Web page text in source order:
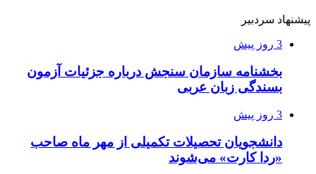
پیشنهاد سردبیر
3 روز پیش
بخشنامه سازمان سنجش درباره جزئیات آزمون
بسندگی زبان عربی
3 روز پیش
دانشجویان تحصیلات تکمیلی از مهر ماه صاحب
«ردا کارت» می‌شوند